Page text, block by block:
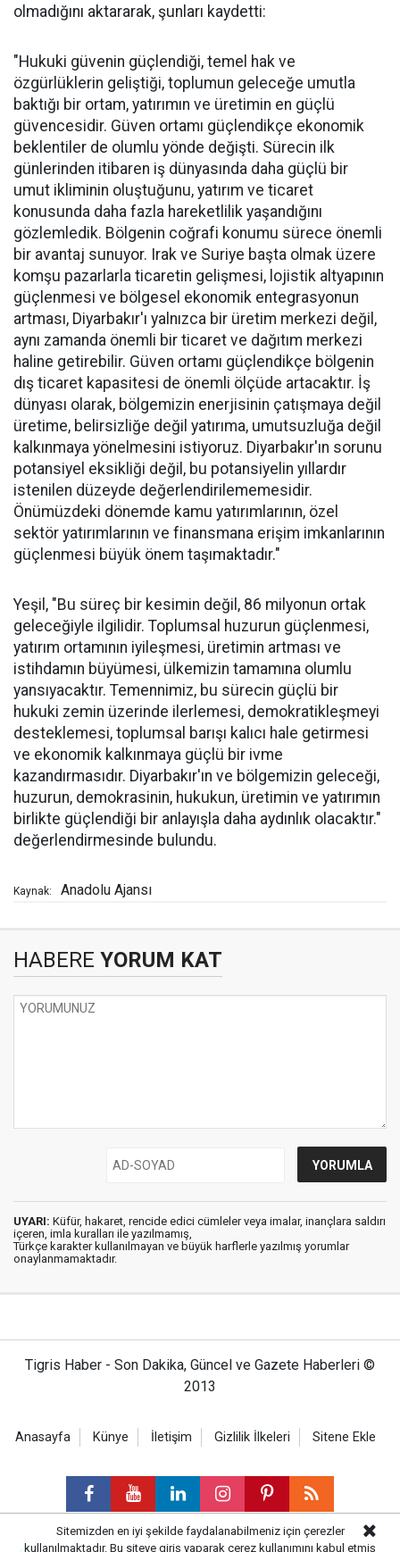
olmadığını aktararak, şunları kaydetti:
"Hukuki güvenin güçlendiği, temel hak ve
özgürlüklerin geliştiği, toplumun geleceğe umutla
baktığı bir ortam, yatırımın ve üretimin en güçlü
güvencesidir. Güven ortamı güçlendikçe ekonomik
beklentiler de olumlu yönde değişti. Sürecin ilk
günlerinden itibaren iş dünyasında daha güçlü bir
umut ikliminin oluştuğunu, yatırım ve ticaret
konusunda daha fazla hareketlilik yaşandığını
gözlemledik. Bölgenin coğrafi konumu sürece önemli
bir avantaj sunuyor. Irak ve Suriye başta olmak üzere
komşu pazarlarla ticaretin gelişmesi, lojistik altyapının
güçlenmesi ve bölgesel ekonomik entegrasyonun
artması, Diyarbakır'ı yalnızca bir üretim merkezi değil,
aynı zamanda önemli bir ticaret ve dağıtım merkezi
haline getirebilir. Güven ortamı güçlendikçe bölgenin
dış ticaret kapasitesi de önemli ölçüde artacaktır. İş
dünyası olarak, bölgemizin enerjisinin çatışmaya değil
üretime, belirsizliğe değil yatırıma, umutsuzluğa değil
kalkınmaya yönelmesini istiyoruz. Diyarbakır'ın sorunu
potansiyel eksikliği değil, bu potansiyelin yıllardır
istenilen düzeyde değerlendirilememesidir.
Önümüzdeki dönemde kamu yatırımlarının, özel
sektör yatırımlarının ve finansmana erişim imkanlarının
güçlenmesi büyük önem taşımaktadır."
Yeşil, "Bu süreç bir kesimin değil, 86 milyonun ortak
geleceğiyle ilgilidir. Toplumsal huzurun güçlenmesi,
yatırım ortamının iyileşmesi, üretimin artması ve
istihdamın büyümesi, ülkemizin tamamına olumlu
yansıyacaktır. Temennimiz, bu sürecin güçlü bir
hukuki zemin üzerinde ilerlemesi, demokratikleşmeyi
desteklemesi, toplumsal barışı kalıcı hale getirmesi
ve ekonomik kalkınmaya güçlü bir ivme
kazandırmasıdır. Diyarbakır'ın ve bölgemizin geleceği,
huzurun, demokrasinin, hukukun, üretimin ve yatırımın
birlikte güçlendiği bir anlayışla daha aydınlık olacaktır."
değerlendirmesinde bulundu.
Kaynak: Anadolu Ajansı
HABERE YORUM KAT
UYARI: Küfür, hakaret, rencide edici cümleler veya imalar, inançlara saldırı
içeren, imla kuralları ile yazılmamış,
Türkçe karakter kullanılmayan ve büyük harflerle yazılmış yorumlar
onaylanmamaktadır.
Tigris Haber - Son Dakika, Güncel ve Gazete Haberleri ©
2013
Anasayfa Künye İletişim Gizlilik İlkeleri Sitene Ekle
Sitemizden en iyi şekilde faydalanabilmeniz için çerezler
kullanılmaktadır. Bu siteye giriş yaparak çerez kullanımını kabul etmiş